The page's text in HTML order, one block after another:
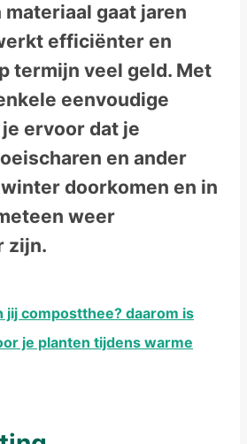
gaat jaren
efficiënter en
termijn veel geld. Met
eenvoudige
ervoor dat je
en ander
doorkomen en in
weer
zijn.
jij compostthee? daarom is
je planten tijdens warme